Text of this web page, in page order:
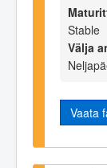
Stable
Välja
Vaata